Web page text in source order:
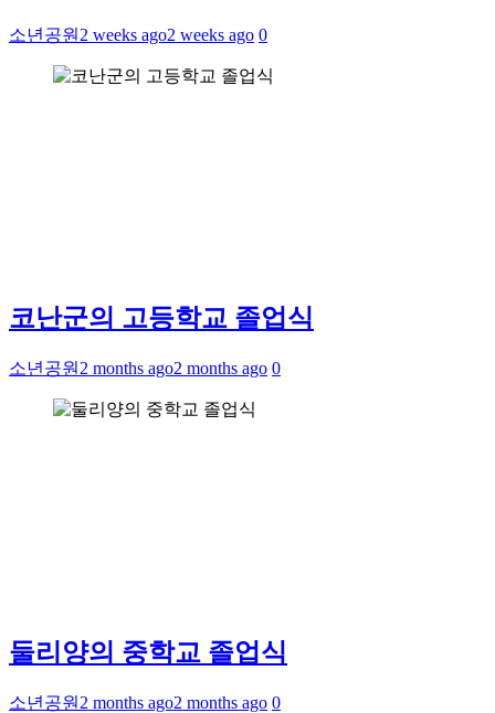
소년공원 2 weeks ago2 weeks ago 0
코난군의 고등학교 졸업식
소년공원 2 months ago2 months ago 0
둘리양의 중학교 졸업식
소년공원 2 months ago2 months ago 0